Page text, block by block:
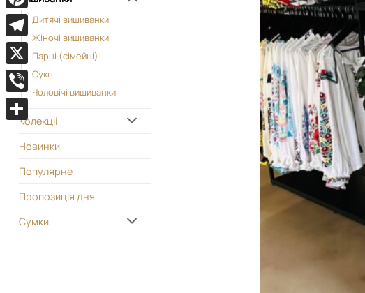
Дитячі вишиванки
Жіночі вишиванки
Парні (сімейні)
Сукні
Чоловічі вишиванки
Колекціі
Новинки
Популярне
Пропозиція дня
Сумки
Pinterest
Telegram
X
Viber
Поділитися